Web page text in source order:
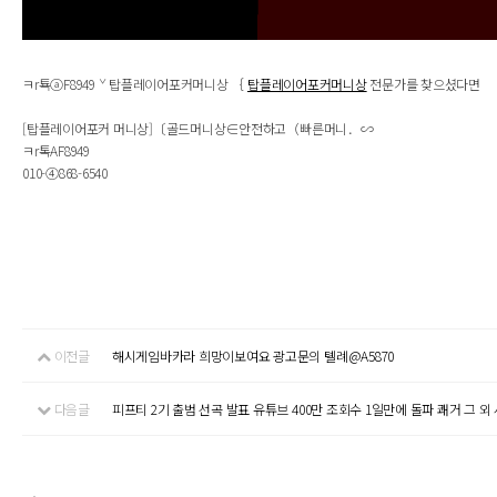
ㅋr툑ⓐF8949 ˇ 탑플레이어포커머니상 ｛ 탑플레이어포커머니상전문가를 찾으셨다면
[탑플레이어포커 머니상]〔골드머니상∈안전하고（빠른머니．∽
ㅋr톡AF8949
010-④868-6540
이전글 해시게임바카라 희망이보여요 광고문의 톌례@A5870
다음글 피프티 2기 출범 선곡 발표 유튜브 400만 조회수 1일만에 돌파 쾌거 그 외